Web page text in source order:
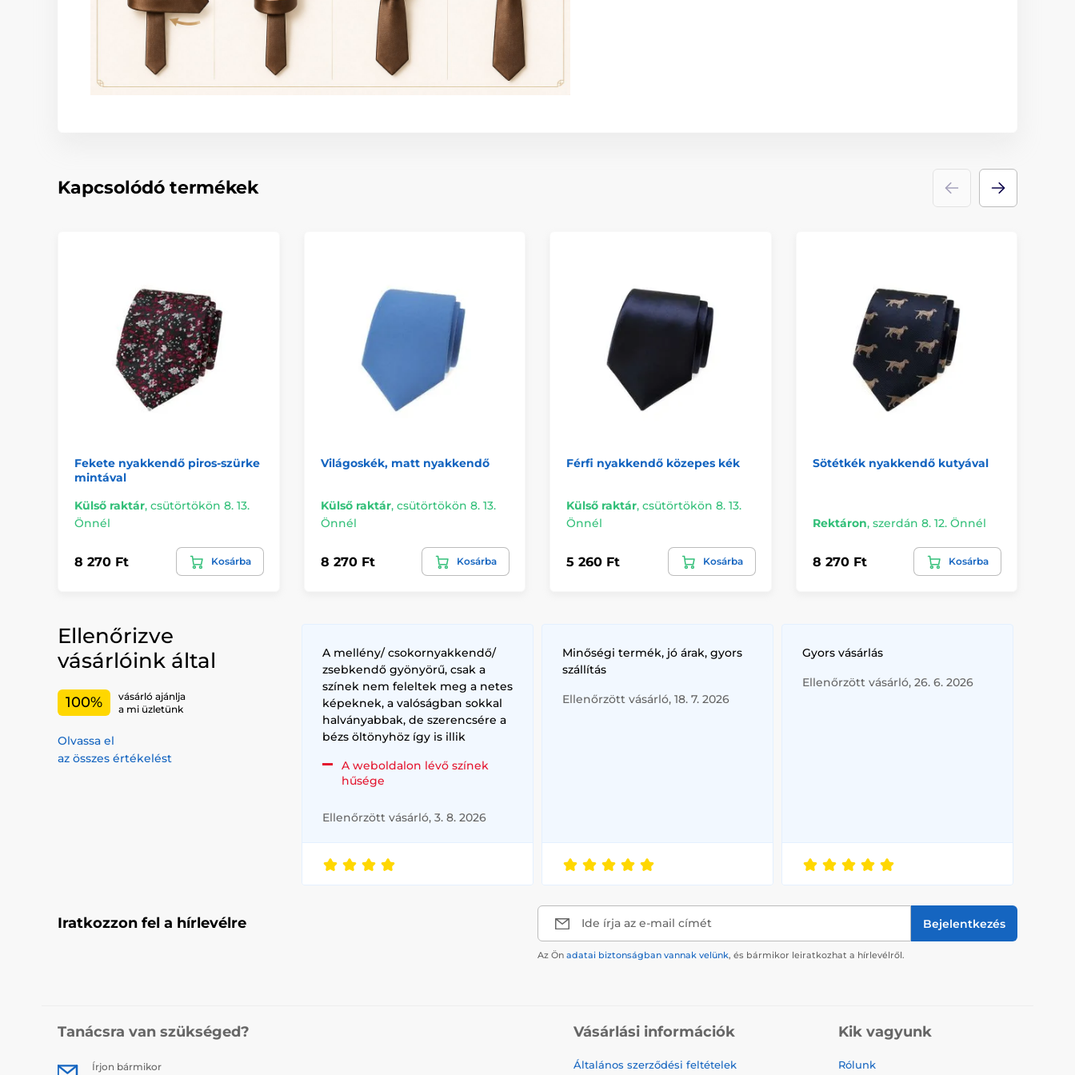
Kapcsolódó termékek
Fekete nyakkendő piros-szürke
mintával
Külső raktár, csütörtökön 8. 13.
Önnél
8 270 Ft Kosárba
Világoskék, matt nyakkendő
Külső raktár, csütörtökön 8. 13.
Önnél
8 270 Ft Kosárba
Férfi nyakkendő közepes kék
Külső raktár, csütörtökön 8. 13.
Önnél
5 260 Ft Kosárba
Sötétkék nyakkendő kutyával
Rektáron, szerdán 8. 12. Önnél
8 270 Ft Kosárba
Ellenőrizve
vásárlóink által
100%
vásárló ajánlja
a mi üzletünk
Olvassa el
az összes értékelést
A mellény/ csokornyakkendő/
zsebkendő gyönyörű, csak a
színek nem feleltek meg a netes
képeknek, a valóságban sokkal
halványabbak, de szerencsére a
bézs öltönyhöz így is illik
A weboldalon lévő színek
hűsége
Ellenőrzött vásárló, 3. 8. 2026
Minőségi termék, jó árak, gyors
szállítás
Ellenőrzött vásárló, 18. 7. 2026
Gyors vásárlás
Ellenőrzött vásárló, 26. 6. 2026
Iratkozzon fel a hírlevélre Ide írja az e-mail címét Bejelentkezés
Az Ön adatai biztonságban vannak velünk, és bármikor leiratkozhat a hírlevélről.
Tanácsra van szükséged?
Írjon bármikor
Vásárlási információk
Általános szerződési feltételek
Kik vagyunk
Rólunk